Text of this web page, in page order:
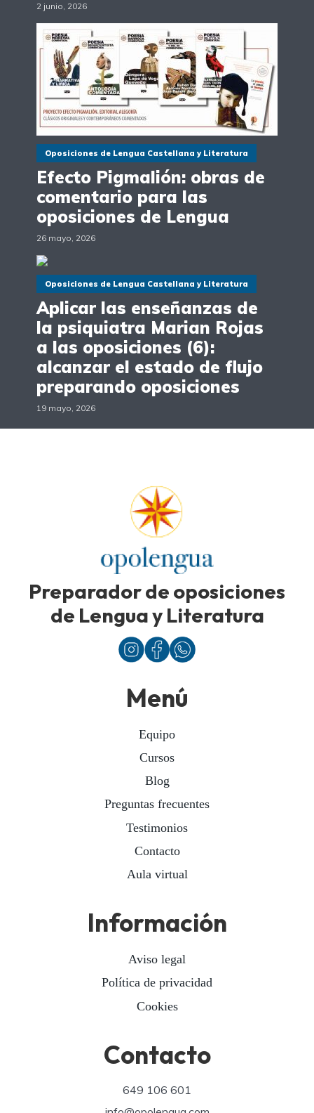
2 junio, 2026
Oposiciones de Lengua Castellana y Literatura
Efecto Pigmalión: obras de
comentario para las
oposiciones de Lengua
26 mayo, 2026
Oposiciones de Lengua Castellana y Literatura
Aplicar las enseñanzas de
la psiquiatra Marian Rojas
a las oposiciones (6):
alcanzar el estado de flujo
preparando oposiciones
19 mayo, 2026
Preparador de oposiciones
de Lengua y Literatura
Menú
Equipo
Cursos
Blog
Preguntas frecuentes
Testimonios
Contacto
Aula virtual
Información
Aviso legal
Política de privacidad
Cookies
Contacto
649 106 601